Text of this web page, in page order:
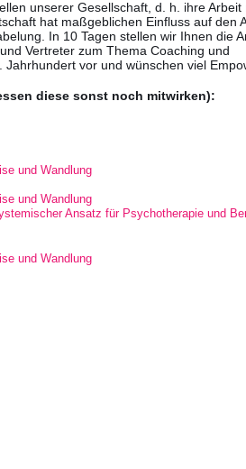
unserer Gesellschaft, d. h. ihre Arbeit
hat maßgeblichen Einfluss auf den
In 10 Tagen stellen wir Ihnen die
Vertreter zum Thema Coaching und
vor und wünschen viel
diese sonst noch mitwirken):
und Wandlung
und Wandlung
Ansatz für Psychotherapie und
und Wandlung